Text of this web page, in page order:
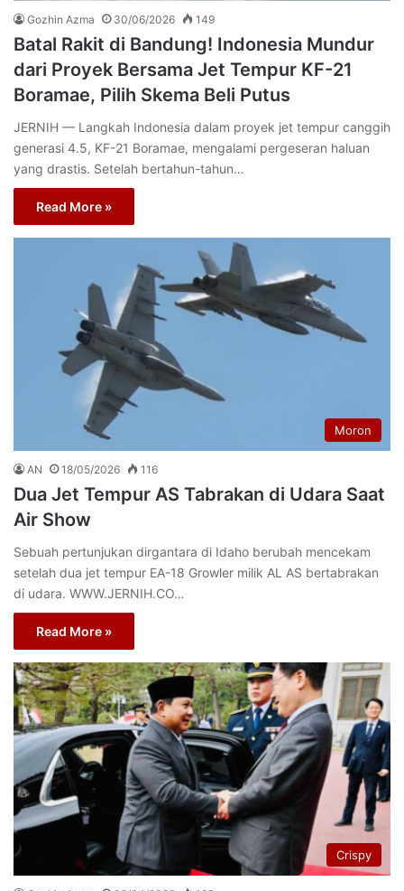
Gozhin Azma 30/06/2026 149
Batal Rakit di Bandung! Indonesia Mundur
dari Proyek Bersama Jet Tempur KF-21
Boramae, Pilih Skema Beli Putus
JERNIH — Langkah Indonesia dalam proyek jet tempur canggih
generasi 4.5, KF-21 Boramae, mengalami pergeseran haluan
yang drastis. Setelah bertahun-tahun…
Read More »
Moron
AN 18/05/2026 116
Dua Jet Tempur AS Tabrakan di Udara Saat
Air Show
Sebuah pertunjukan dirgantara di Idaho berubah mencekam
setelah dua jet tempur EA-18 Growler milik AL AS bertabrakan
di udara. WWW.JERNIH.CO…
Read More »
Crispy